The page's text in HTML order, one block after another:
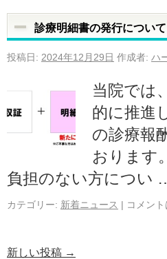
診療明細書の発行について
投稿日: 2024年12月29日 作成者: ハ
当院では
的に推進
の診療報
おります
負担のない方につい
カテゴリー: 新着ニュース | コメント
新しい投稿 →